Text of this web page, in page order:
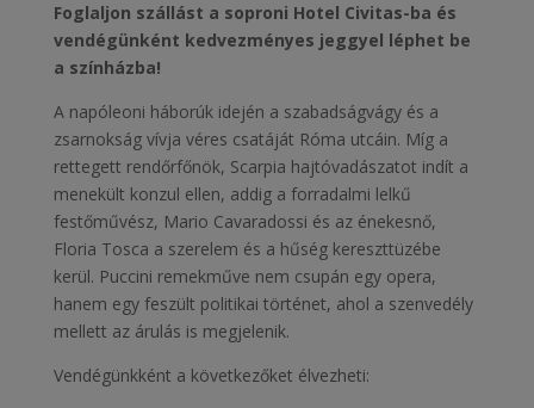
Foglaljon szállást a soproni Hotel Civitas-ba és
vendégünként kedvezményes jeggyel léphet be
a színházba!
A napóleoni háborúk idején a szabadságvágy és a
zsarnokság vívja véres csatáját Róma utcáin. Míg a
rettegett rendőrfőnök, Scarpia hajtóvadászatot indít a
menekült konzul ellen, addig a forradalmi lelkű
festőművész, Mario Cavaradossi és az énekesnő,
Floria Tosca a szerelem és a hűség kereszttüzébe
kerül. Puccini remekműve nem csupán egy opera,
hanem egy feszült politikai történet, ahol a szenvedély
mellett az árulás is megjelenik.
Vendégünkként a következőket élvezheti: